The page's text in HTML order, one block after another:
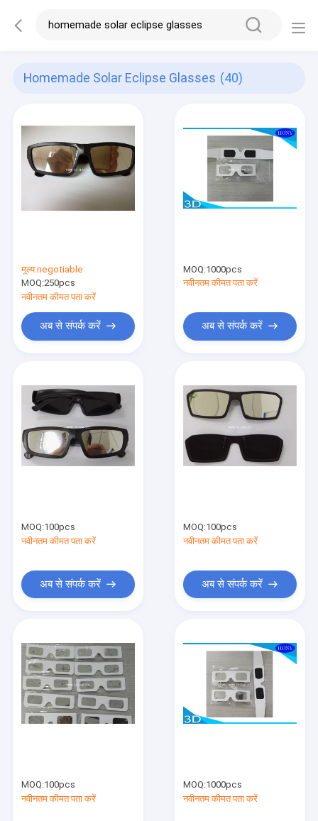
Homemade Solar Eclipse Glasses (40)
मूल्य:negotiable
MOQ:250pcs
नवीनतम कीमत पता करें
अब से संपर्क करें
MOQ:1000pcs
नवीनतम कीमत पता करें
अब से संपर्क करें
MOQ:100pcs
नवीनतम कीमत पता करें
अब से संपर्क करें
MOQ:100pcs
नवीनतम कीमत पता करें
अब से संपर्क करें
MOQ:100pcs
नवीनतम कीमत पता करें
MOQ:1000pcs
नवीनतम कीमत पता करें